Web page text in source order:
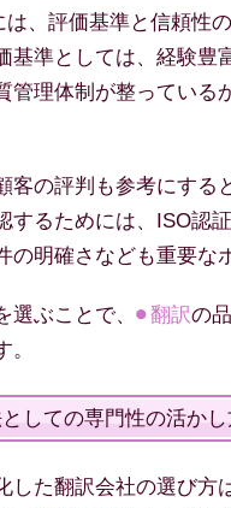
は、評価基準と信頼性
基準としては、経験豊
管理体制が整っている
客の評判も参考にする
するためには、ISO認
の明確さなども重要な
ぶことで、 翻訳の
しての専門性の活か
した翻訳会社の選び方